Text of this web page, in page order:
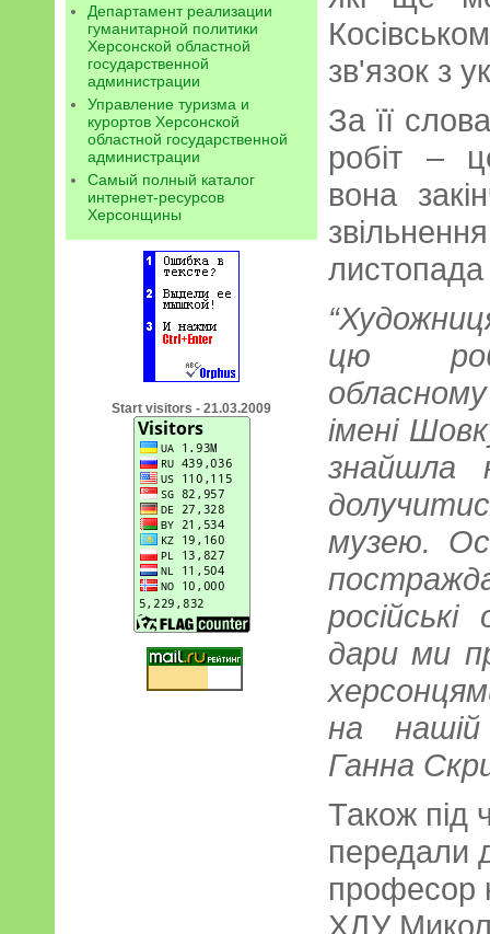
Департамент реализации
гуманитарной политики
Херсонской областной
государственной
администрации
Управление туризма и
курортов Херсонской
областной государственной
администрации
Самый полный каталог
интернет-ресурсов
Херсонщины
Start visitors - 21.03.2009
зв'язок з
За її
робіт –
вона
цю
імені
знайшла
музею.
дари ми
на
Ганна
Також під
передали
професор
ХДУ